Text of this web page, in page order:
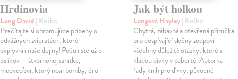
Hrdinovia
Long David | Kniha
Prečítajte si ohromujúce príbehy o
odvážnych zvieratách, ktoré
ovplyvnili naše dejiny! Počuli ste už o
oslíkovi – štvornohej sanitke,
medveďovi, ktorý nosil bomby, či o
Jak být holkou
Longová Hayley| Kniha
Chytrá, zábavná a otevřená příručka
pro dospívající slečny zodpoví
všechny důležité otázky, které si
kladou dívky v pubertě. Autorka
řady knih pro dívky, původně